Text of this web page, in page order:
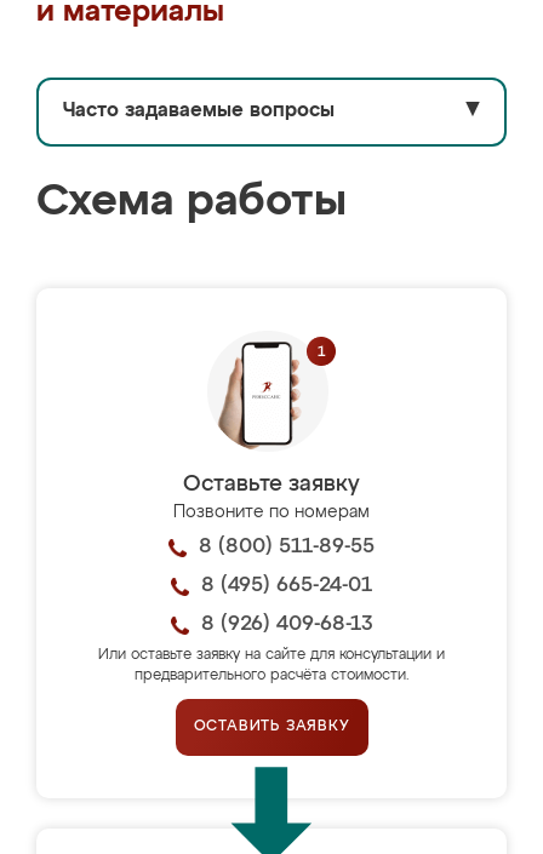
и материалы
Часто задаваемые вопросы ▼
Схема работы
Оставьте заявку
Позвоните по номерам
8 (800) 511-89-55
8 (495) 665-24-01
8 (926) 409-68-13
Или оставьте заявку на сайте для консультации и
предварительного расчёта стоимости.
ОСТАВИТЬ ЗАЯВКУ